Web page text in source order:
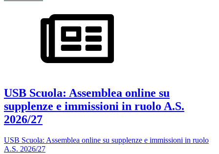
USB Scuola: Assemblea online su
supplenze e immissioni in ruolo A.S.
2026/27
USB Scuola: Assemblea online su supplenze e immissioni in ruolo
A.S. 2026/27